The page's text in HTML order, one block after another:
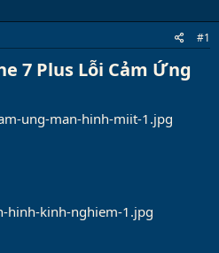
#1
7 Plus Lỗi Cảm Ứng​